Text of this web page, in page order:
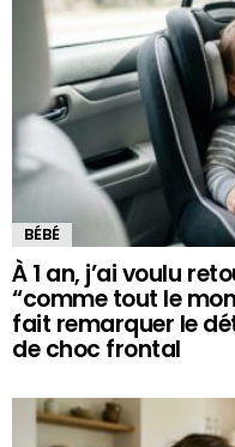
BÉBÉ
À 1 an, j’ai voulu
“comme tout le
fait remarquer le
de choc frontal